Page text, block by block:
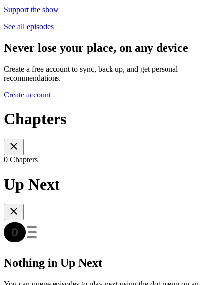
Support the show
See all episodes
Never lose your place, on any device
Create a free account to sync, back up, and get personal
recommendations.
Create account
Chapters
0 Chapters
Up Next
Nothing in Up Next